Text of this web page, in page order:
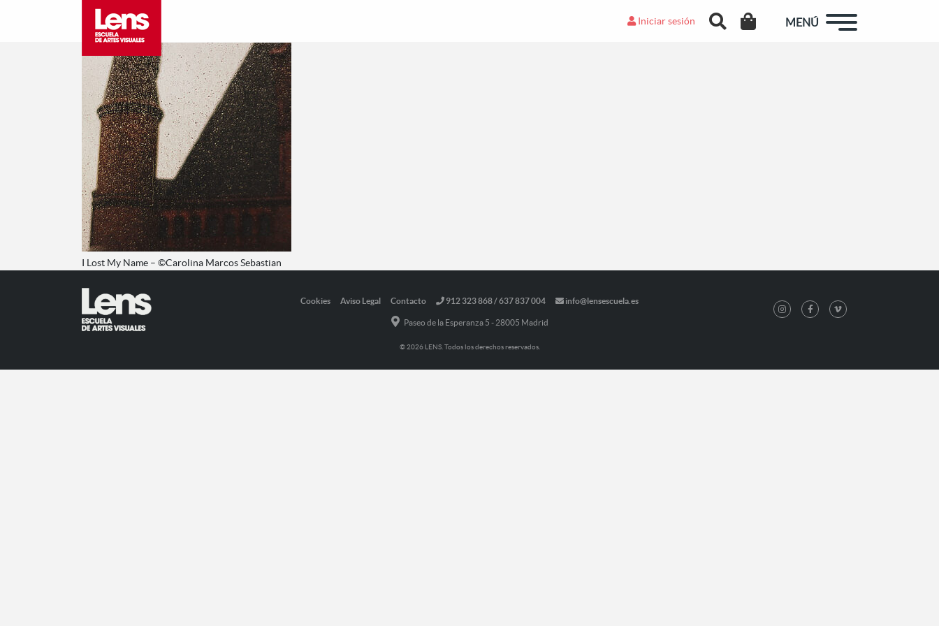
Iniciar sesión MENÚ
I Lost My Name – ©Carolina Marcos Sebastian
Cookies Aviso Legal Contacto 912 323 868 / 637 837 004 info@lensescuela.es
Paseo de la Esperanza 5 - 28005 Madrid
© 2026 LENS. Todos los derechos reservados.